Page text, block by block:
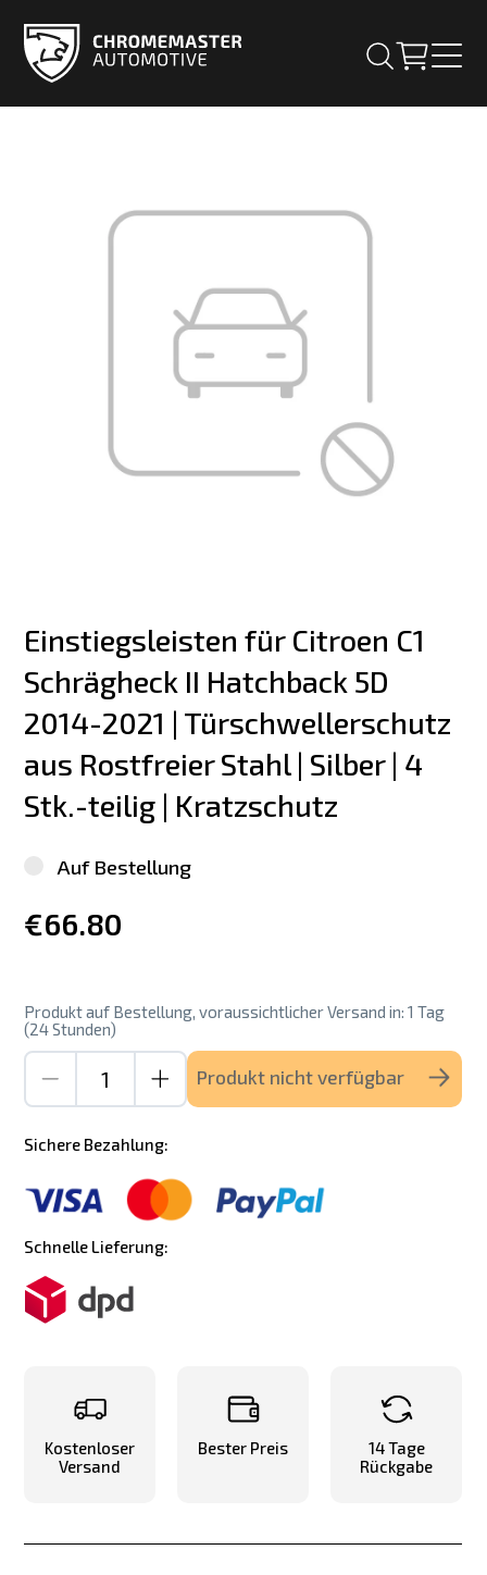
Einstiegsleisten für Citroen C1
Schrägheck II Hatchback 5D
2014-2021 | Türschwellerschutz
aus Rostfreier Stahl | Silber | 4
Stk.-teilig | Kratzschutz
Auf Bestellung
€66.80
Produkt auf Bestellung, voraussichtlicher Versand in: 1 Tag
(24 Stunden)
Produkt nicht verfügbar
Sichere Bezahlung:
Schnelle Lieferung:
Kostenloser
Versand
Bester Preis
14 Tage
Rückgabe